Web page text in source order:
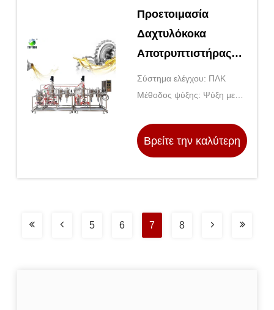
Προετοιμασία
Δαχτυλόκοκα
Αποτρυπτιστήρας
ταινίας καθαρισμού
Μοριακή απόσταξη
Σύστημα ελέγχου: ΠΛΚ
Μέθοδος ψύξης: Ψύξη με
Βρείτε την καλύτερη
5 6 7 8